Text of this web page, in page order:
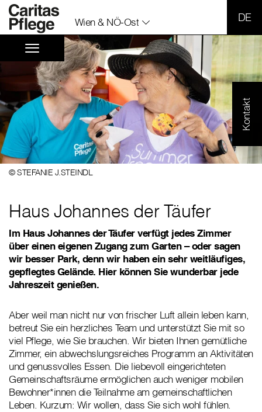
Wien & NÖ-Ost
Kontakt
© STEFANIE J.STEINDL
Haus Johannes der Täufer
Im Haus Johannes der Täufer verfügt jedes Zimmer
über einen eigenen Zugang zum Garten – oder sagen
wir besser Park, denn wir haben ein sehr weitläufiges,
gepflegtes Gelände. Hier können Sie wunderbar jede
Jahreszeit genießen.
Aber weil man nicht nur von frischer Luft allein leben kann,
betreut Sie ein herzliches Team und unterstützt Sie mit so
viel Pflege, wie Sie brauchen. Wir bieten Ihnen gemütliche
Zimmer, ein abwechslungsreiches Programm an Aktivitäten
und genussvolles Essen. Die liebevoll eingerichteten
Gemeinschaftsräume ermöglichen auch weniger mobilen
Bewohner*innen die Teilnahme am gemeinschaftlichen
Leben. Kurzum: Wir wollen, dass Sie sich wohl fühlen.